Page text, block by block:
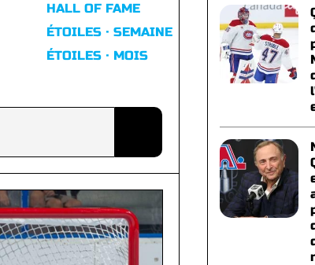
HALL OF FAME
ÉTOILES · SEMAINE
ÉTOILES · MOIS